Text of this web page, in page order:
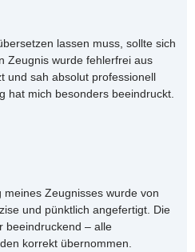
lassen muss, sollte sich
Zeugnis wurde fehlerfrei aus
und sah absolut professionell
hat mich besonders beeindruckt.
Zeugnisses wurde von
und pünktlich angefertigt. Die
beeindruckend – alle
korrekt übernommen.